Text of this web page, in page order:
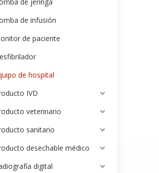
de infusión
de paciente
de hospital
IVD
veterinario
sanitario
desechable médico
digital